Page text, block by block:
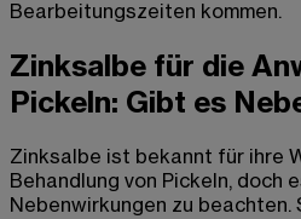
Bearbeitungszeiten kommen.
Zinksalbe für die
Pickeln: Gibt es
Zinksalbe ist bekannt für ihre
Behandlung von Pickeln, doch
Nebenwirkungen zu beachten.